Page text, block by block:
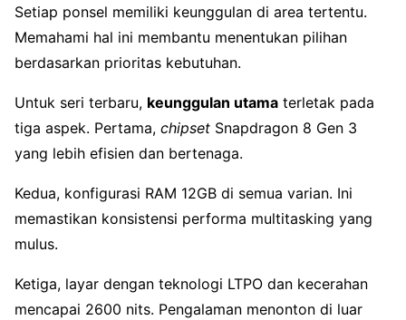
Setiap ponsel memiliki keunggulan di area tertentu.
Memahami hal ini membantu menentukan pilihan
berdasarkan prioritas kebutuhan.
Untuk seri terbaru, keunggulan utama terletak pada
tiga aspek. Pertama, chipset Snapdragon 8 Gen 3
yang lebih efisien dan bertenaga.
Kedua, konfigurasi RAM 12GB di semua varian. Ini
memastikan konsistensi performa multitasking yang
mulus.
Ketiga, layar dengan teknologi LTPO dan kecerahan
mencapai 2600 nits. Pengalaman menonton di luar